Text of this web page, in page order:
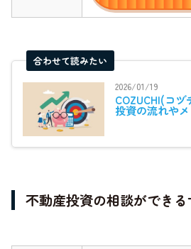
合わせて読みたい
2026/01/19
COZUCHI(コ
投資の流れや
不動産投資の相談ができる